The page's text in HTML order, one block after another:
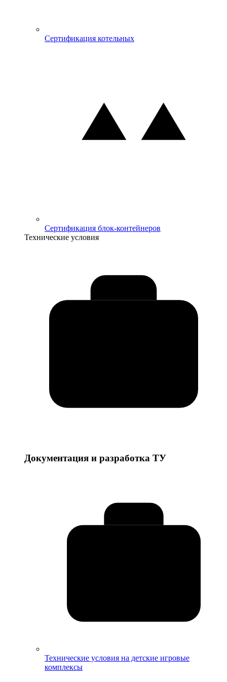
Сертификация котельных
Сертификация блок-контейнеров
Технические условия
Документация и разработка ТУ
Технические условия на детские игровые
комплексы